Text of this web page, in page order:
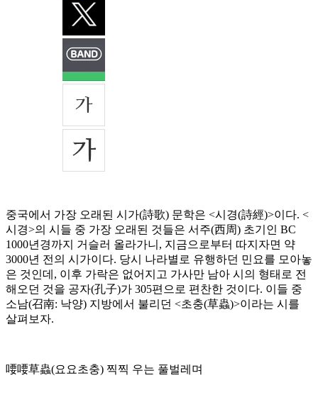
중국에서 가장 오래된 시가(詩歌) 문학은 <시경(詩經)>이다. <
시경>의 시들 중 가장 오래된 것들은 서주(西周) 초기인 BC
1000년경까지 거슬러 올라가니, 지금으로부터 따지자면 약
3000년 전의 시가이다. 당시 나라별로 유행하던 민요를 모아놓
은 것인데, 이후 가락은 없어지고 가사만 남아 시의 형태로 전
해오던 것을 공자(孔子)가 305편으로 편찬한 것이다. 이들 중
소남(召南: 낙양) 지방에서 불리던 <초충(草蟲)>이라는 시를
살펴보자.
喓喓草蟲(요요초충) 찍찍 우는 풀벌레며